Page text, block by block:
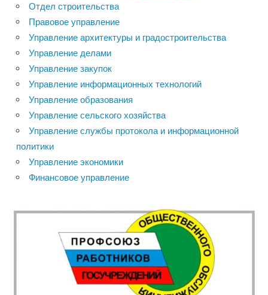
Отдел строительства
Правовое управление
Управление архитектуры и градостроительства
Управление делами
Управление закупок
Управление информационных технологий
Управление образования
Управление сельского хозяйства
Управление службы протокола и информационной
политики
Управление экономики
Финансовое управление